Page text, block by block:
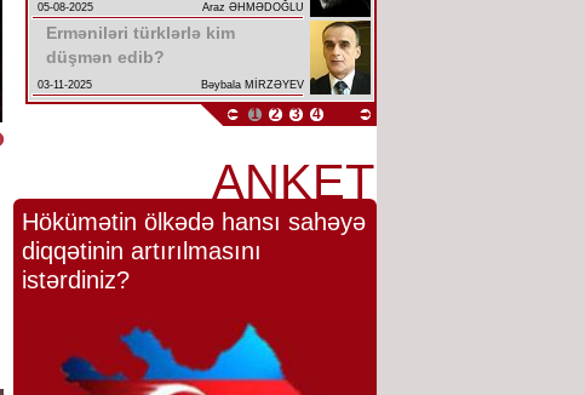
05-08-2025 Araz ƏHMƏDOĞLU
Erməniləri türklərlə kim
düşmən edib?
03-11-2025 Bəybala MİRZƏYEV
1 2 3 4
ANKET
Hökümətin ölkədə hansı sahəyə
diqqətinin artırılmasını
istərdiniz?